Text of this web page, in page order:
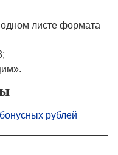
одном листе формата
рублей